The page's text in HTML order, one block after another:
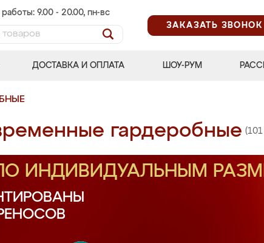
работы: 9.00 - 20.00, пн-вс
ЗАКАЗАТЬ ЗВОНОК
ДОСТАВКА И ОПЛАТА ШОУ-РУМ
гардеробные (101
ИНДИВИДУАЛЬНЫМ